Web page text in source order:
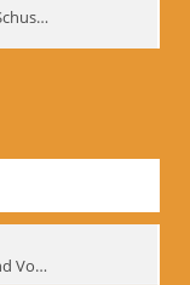
Demonstration der Etüde „Der Schuss mit dem Bogen“ durch Gennadij Nikolajewitsch Bogdanow, Berlin 1991
Biomechanik-Demonstration und Vortrag, Berliner Ensemble, 04.10.1991